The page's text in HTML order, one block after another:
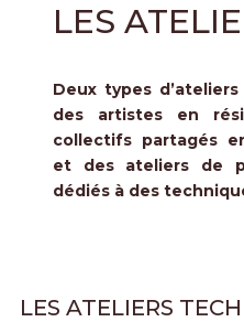
LES
Deux types
des artistes en
collectifs partagés
et des ateliers de
dédiés à des
LES ATELIERS